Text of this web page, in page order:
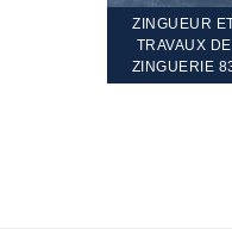
ZINGUEUR
TRAVAUX DE
ZINGUERIE